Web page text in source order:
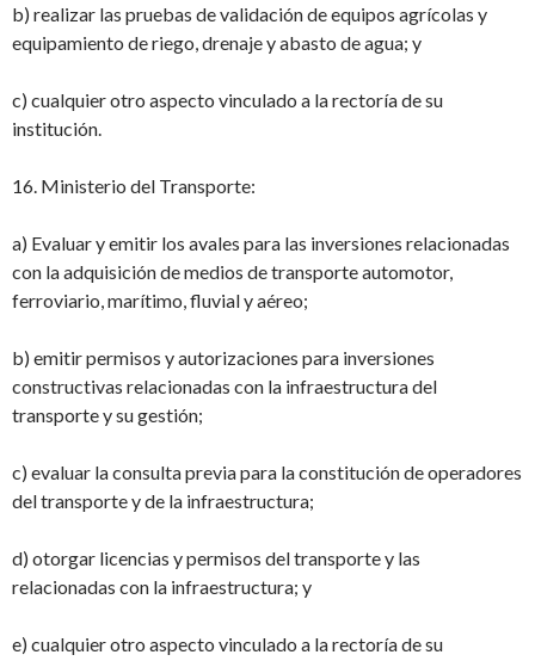
b) realizar las pruebas de validación de equipos agrícolas y
equipamiento de riego, drenaje y abasto de agua; y
c) cualquier otro aspecto vinculado a la rectoría de su
institución.
16. Ministerio del Transporte:
a) Evaluar y emitir los avales para las inversiones relacionadas
con la adquisición demedios de transporte automotor,
ferroviario, marítimo, fluvial y aéreo;
b) emitir permisos y autorizaciones para inversiones
constructivas relacionadas con la infraestructura del
transporte y su gestión;
c) evaluar la consulta previa para la constitución de operadores
del transporte y de la infraestructura;
d) otorgar licencias y permisos del transporte y las
relacionadas con la infraestructura; y
e) cualquier otro aspecto vinculado a la rectoría de su